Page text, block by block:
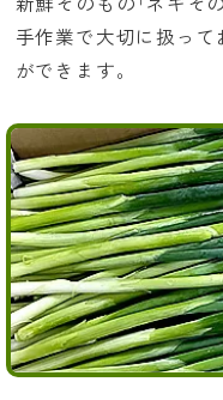
手作業で大切に扱っ
ができます。